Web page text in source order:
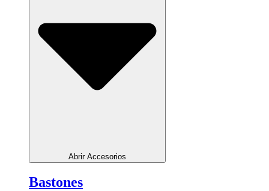
Abrir Accesorios
Bastones